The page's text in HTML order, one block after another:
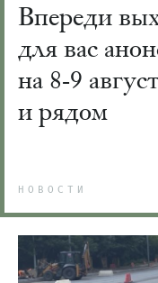
Впереди
для вас
на 8-9
и рядом
НОВОСТИ